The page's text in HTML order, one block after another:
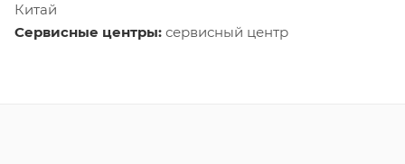
Китай
Сервисные центры: сервисный центр